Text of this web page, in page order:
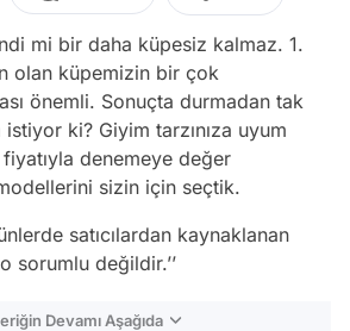
mi bir daha küpesiz kalmaz. 1.
olan küpemizin bir çok
önemli. Sonuçta durmadan tak
ki? Giyim tarzınıza uyum
denemeye değer
sizin için seçtik.
satıcılardan kaynaklanan
sorumlu değildir.’’
Devamı Aşağıda